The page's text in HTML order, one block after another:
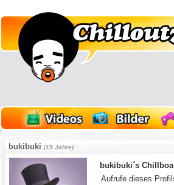
bukibuki(15 Jahre)
bukibuki´s
Aufrufe dieses